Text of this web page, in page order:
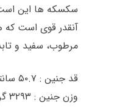
سکسکه ها این است
مرطوب، سفید و
قد جنین : ۵۰.۷ سانتی متر
وزن جنین : ۳۲۹۳ گرم